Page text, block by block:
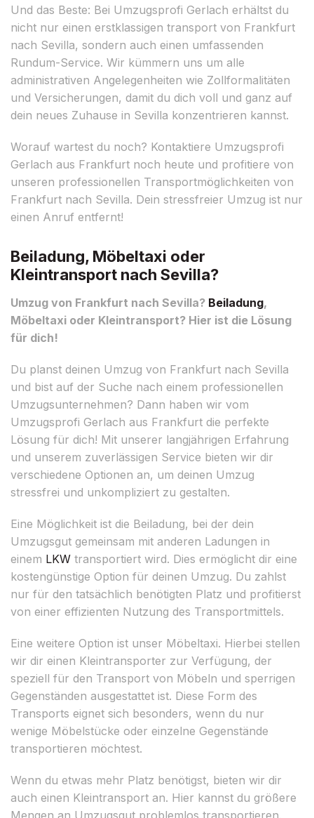
Und das Beste: Bei Umzugsprofi Gerlach erhältst du
nicht nur einen erstklassigen transport von Frankfurt
nach Sevilla, sondern auch einen umfassenden
Rundum-Service. Wir kümmern uns um alle
administrativen Angelegenheiten wie Zollformalitäten
und Versicherungen, damit du dich voll und ganz auf
dein neues Zuhause in Sevilla konzentrieren kannst.
Worauf wartest du noch? Kontaktiere Umzugsprofi
Gerlach aus Frankfurt noch heute und profitiere von
unseren professionellen Transportmöglichkeiten von
Frankfurt nach Sevilla. Dein stressfreier Umzug ist nur
einen Anruf entfernt!
Beiladung, Möbeltaxi oder
Kleintransport nach Sevilla?
Umzug von Frankfurt nach Sevilla? Beiladung,
Möbeltaxi oder Kleintransport? Hier ist die Lösung
für dich!
Du planst deinen Umzug von Frankfurt nach Sevilla
und bist auf der Suche nach einem professionellen
Umzugsunternehmen? Dann haben wir vom
Umzugsprofi Gerlach aus Frankfurt die perfekte
Lösung für dich! Mit unserer langjährigen Erfahrung
und unserem zuverlässigen Service bieten wir dir
verschiedene Optionen an, um deinen Umzug
stressfrei und unkompliziert zu gestalten.
Eine Möglichkeit ist die Beiladung, bei der dein
Umzugsgut gemeinsam mit anderen Ladungen in
einem LKW transportiert wird. Dies ermöglicht dir eine
kostengünstige Option für deinen Umzug. Du zahlst
nur für den tatsächlich benötigten Platz und profitierst
von einer effizienten Nutzung des Transportmittels.
Eine weitere Option ist unser Möbeltaxi. Hierbei stellen
wir dir einen Kleintransporter zur Verfügung, der
speziell für den Transport von Möbeln und sperrigen
Gegenständen ausgestattet ist. Diese Form des
Transports eignet sich besonders, wenn du nur
wenige Möbelstücke oder einzelne Gegenstände
transportieren möchtest.
Wenn du etwas mehr Platz benötigst, bieten wir dir
auch einen Kleintransport an. Hier kannst du größere
Mengen an Umzugsgut problemlos transportieren.